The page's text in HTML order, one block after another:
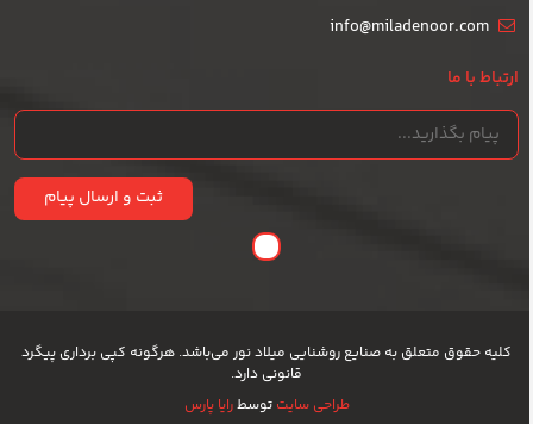
info@miladenoor.com
ارتباط با ما
ثبت و ارسال پیام
کلیه حقوق متعلق به صنایع روشنایی میلاد نور می‌باشد. هرگونه کپی برداری پیگرد
قانونی دارد.
طراحی سایت توسط رایا پارس